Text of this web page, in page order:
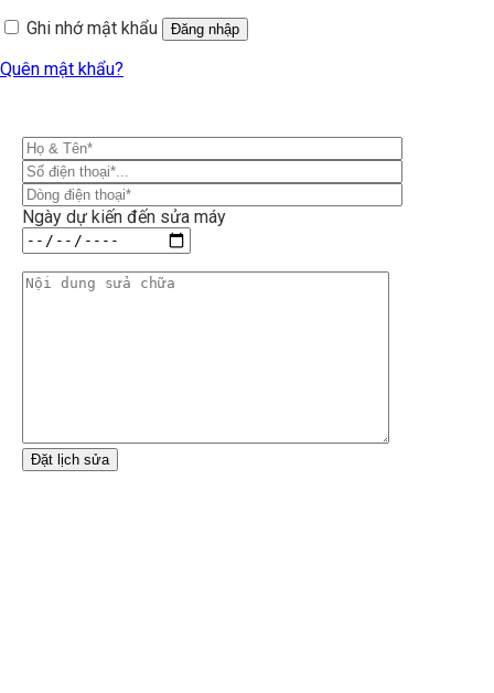
Ghi nhớ mật khẩu Đăng nhập
Quên mật khẩu?
Ngày dự kiến đến sửa máy